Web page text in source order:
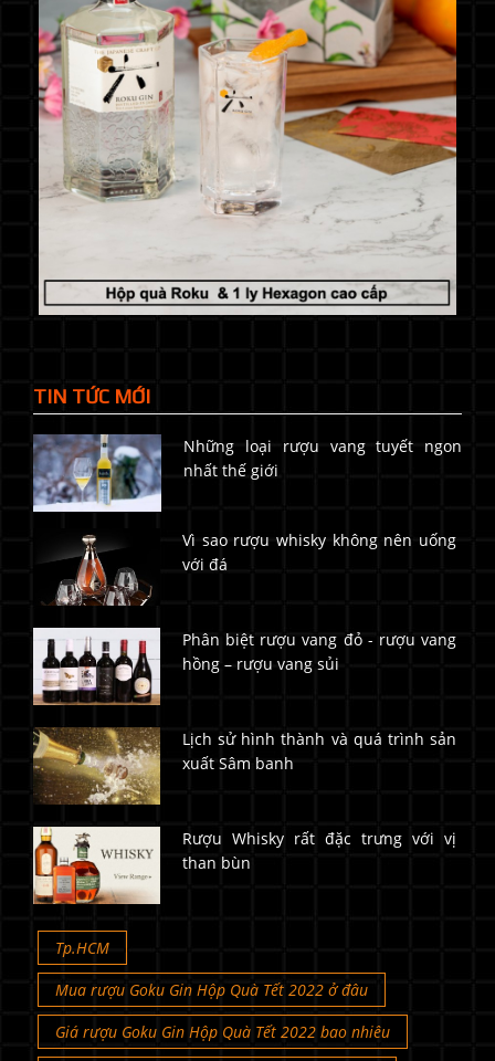
TIN TỨC MỚI
Những loại rượu vang tuyết ngon
nhất thế giới
Vì sao rượu whisky không nên uống
với đá
Phân biệt rượu vang đỏ - rượu vang
hồng – rượu vang sủi
Lịch sử hình thành và quá trình sản
xuất Sâm banh
Rượu Whisky rất đặc trưng với vị
than bùn
Tp.HCM
Mua rượu Goku Gin Hộp Quà Tết 2022 ở đâu
Giá rượu Goku Gin Hộp Quà Tết 2022 bao nhiêu